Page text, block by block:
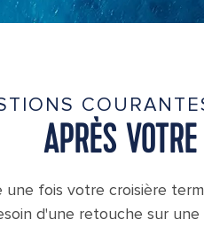
APRÈS
fois votre croisière
d'une retouche sur